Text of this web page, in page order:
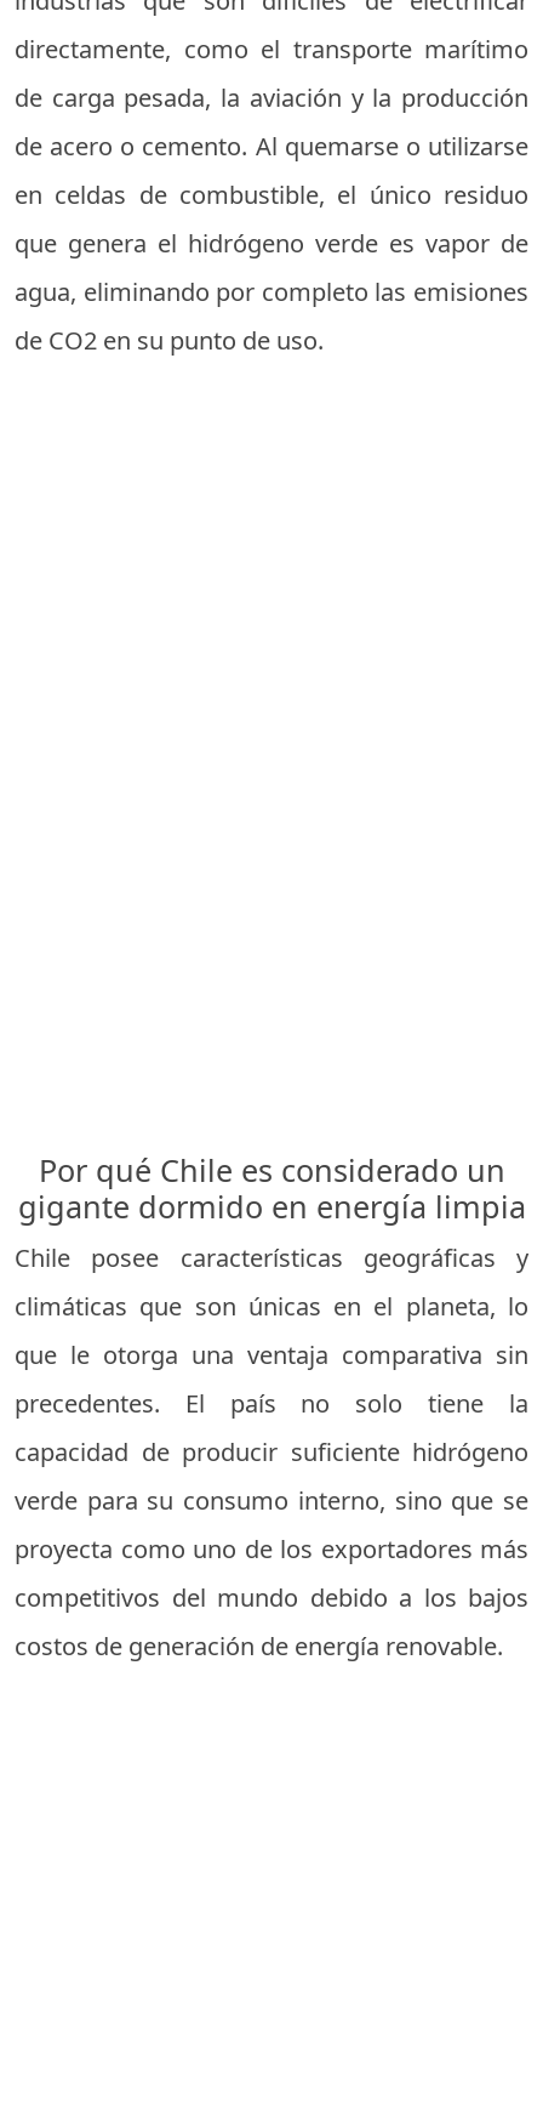
directamente, como el transporte marítimo
de carga pesada, la aviación y la producción
de acero o cemento. Al quemarse o utilizarse
en celdas de combustible, el único residuo
que genera el hidrógeno verde es vapor de
agua, eliminando por completo las emisiones
de CO2 en su punto de uso.
Por qué Chile es considerado un
gigante dormido en energía limpia
Chile posee características geográficas y
climáticas que son únicas en el planeta, lo
que le otorga una ventaja comparativa sin
precedentes. El país no solo tiene la
capacidad de producir suficiente hidrógeno
verde para su consumo interno, sino que se
proyecta como uno de los exportadores más
competitivos del mundo debido a los bajos
costos de generación de energía renovable.